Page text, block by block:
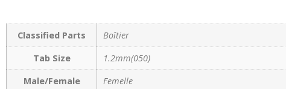
Classified Parts
Boîtier
Tab Size
1.2mm(050)
Male/Female
Femelle